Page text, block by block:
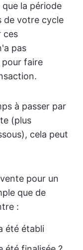
la période
de votre cycle
ces
pas
faire
à passer par
(plus
cela peut
pour un
que de
:
été établi